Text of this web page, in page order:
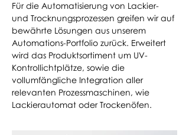
Für die Automatisierung von Lackier-
und Trocknungsprozessen greifen wir auf
bewährte Lösungen aus unserem
Automations-Portfolio zurück. Erweitert
wird das Produktsortiment um UV-
Kontrollichtplätze, sowie die
vollumfängliche Integration aller
relevanten Prozessmaschinen, wie
Lackierautomat oder Trockenöfen.